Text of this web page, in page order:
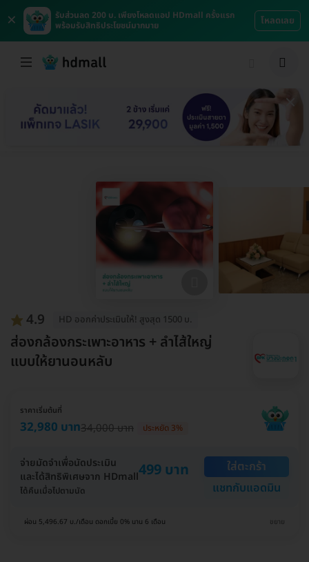
×
รับส่วนลด 200 บ. เพียงโหลดแอป HDmall ครั้งแรก
พร้อมรับสิทธิประโยชน์มากมาย
โหลดเลย
4.9 HD ออกค่าประเมินให้! สูงสุด 1500 บ.
ส่องกล้องกระเพาะอาหาร + ลำไส้ใหญ่
แบบให้ยานอนหลับ
ราคาเริ่มต้นที่
32,980 บาท34,000 บาท ประหยัด 3%
จ่ายมัดจำเพื่อนัดประเมิน
และได้สิทธิพิเศษจาก HDmall499 บาท
ได้คืนเมื่อไปตามนัด
ใส่ตะกร้า
แชทกับแอดมิน
ผ่อน 5,496.67 บ./เดือน ดอกเบี้ย 0% นาน 6 เดือน ขยาย